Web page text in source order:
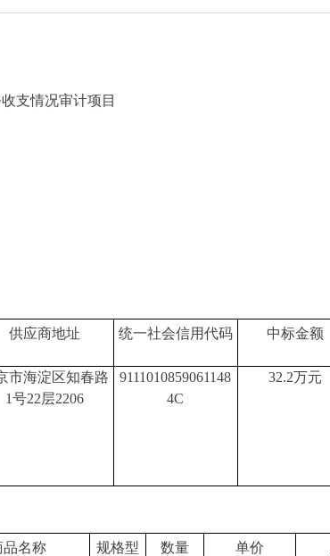
支情况审计项目
供应商地址 统一社会信用代码 中标金额
市海淀区知春路
1号22层2206
9111010859061148
4C
32.2万元
品名称
规格型
数量 单价